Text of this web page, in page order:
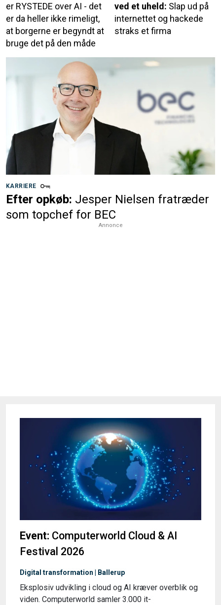
er RYSTEDE over AI - det
er da heller ikke rimeligt,
at borgerne er begyndt at
bruge det på den måde
ved et uheld: Slap ud på
internettet og hackede
straks et firma
KARRIERE
Efter opkøb: Jesper Nielsen fratræder
som topchef for BEC
Annonce
Event: Computerworld Cloud & AI
Festival 2026
Digital transformation | Ballerup
Eksplosiv udvikling i cloud og AI kræver overblik og
viden. Computerworld samler 3.000 it-